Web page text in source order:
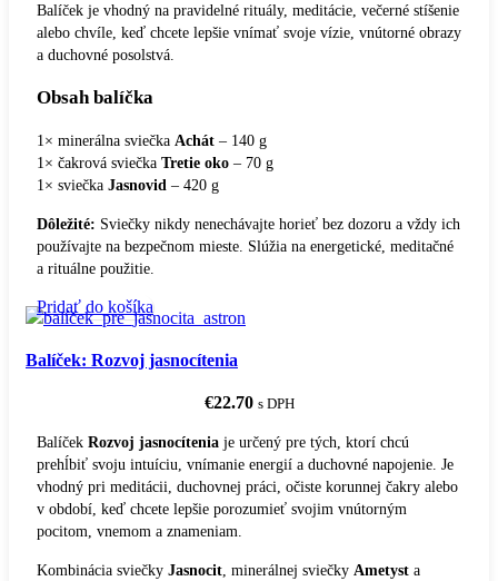
Balíček je vhodný na pravidelné rituály, meditácie, večerné stíšenie
alebo chvíle, keď chcete lepšie vnímať svoje vízie, vnútorné obrazy
a duchovné posolstvá.
Obsah balíčka
1× minerálna sviečka Achát – 140 g
1× čakrová sviečka Tretie oko – 70 g
1× sviečka Jasnovid – 420 g
Dôležité: Sviečky nikdy nenechávajte horieť bez dozoru a vždy ich
používajte na bezpečnom mieste. Slúžia na energetické, meditačné
a rituálne použitie.
Pridať do košíka
Balíček: Rozvoj jasnocítenia
€22.70 s DPH
Balíček Rozvoj jasnocítenia je určený pre tých, ktorí chcú
prehĺbiť svoju intuíciu, vnímanie energií a duchovné napojenie. Je
vhodný pri meditácii, duchovnej práci, očiste korunnej čakry alebo
v období, keď chcete lepšie porozumieť svojim vnútorným
pocitom, vnemom a znameniam.
Kombinácia sviečky Jasnocit , minerálnej sviečky Ametyst a